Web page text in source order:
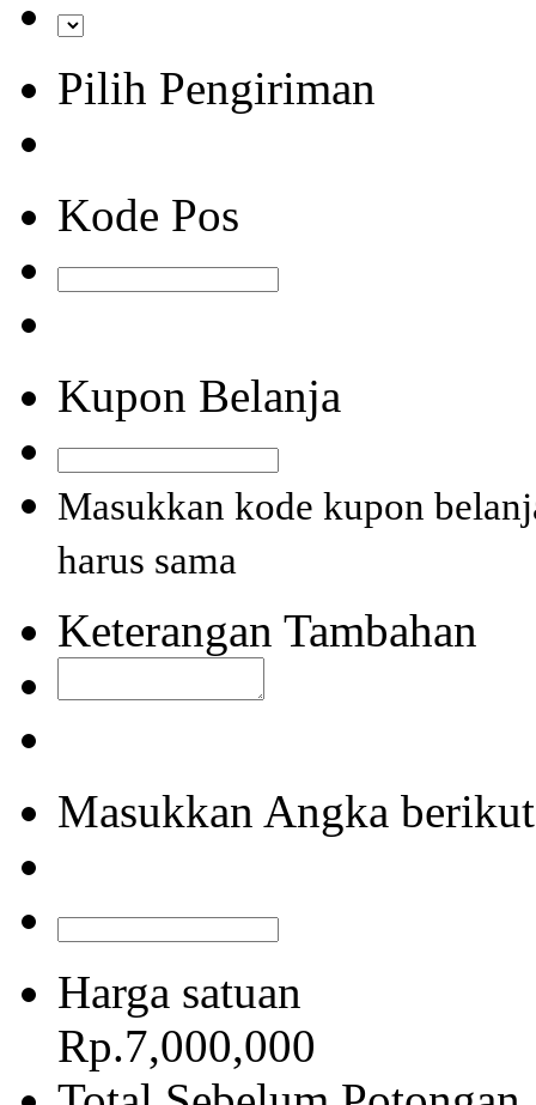
Pilih Pengiriman
Kode Pos
Kupon Belanja
Masukkan kode kupon
harus sama
Keterangan Tambahan
Masukkan Angka berikut
Harga satuan
Rp.7,000,000